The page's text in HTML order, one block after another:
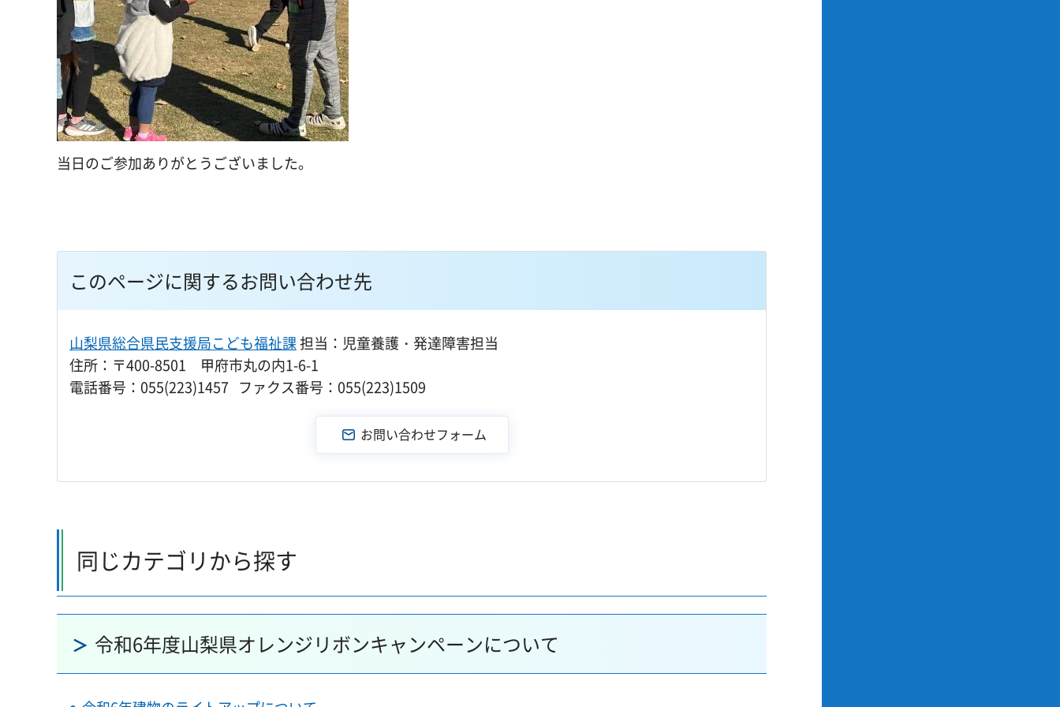
当日のご参加ありがとうございました。
このページに関するお問い合わせ先
山梨県総合県民支援局こども福祉課担当：児童養護・発達障害担当
住所：〒400-8501 甲府市丸の内1-6-1
電話番号：055(223)1457 ファクス番号：055(223)1509
同じカテゴリから探す
令和6年度山梨県オレンジリボンキャンペーンについて